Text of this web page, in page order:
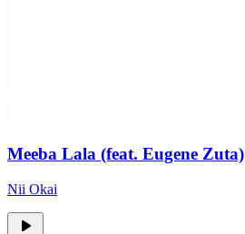
Meeba Lala (feat. Eugene Zuta)
Nii Okai